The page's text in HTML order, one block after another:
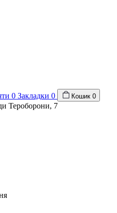
0 Закладки 0 Кошик 0
Тероборони, 7